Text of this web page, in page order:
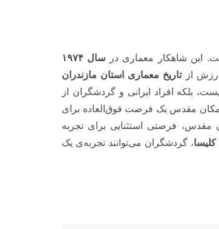
این شاهکار معماری در
سال ۱۹۷۴
ازتاریخ معماری
استان مازندران
بلکه افراد ایرانی و گردشگران از
مکان مقدس یک فرصت فوق‌العاده برای
مقدس، فرصتی استثنایی برای تجربه
، گردشگران می‌توانند تجربه‌ی یک